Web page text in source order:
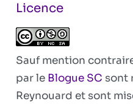
Licence
Sauf mention
par le Blogue SC sont
Reynouard et sont